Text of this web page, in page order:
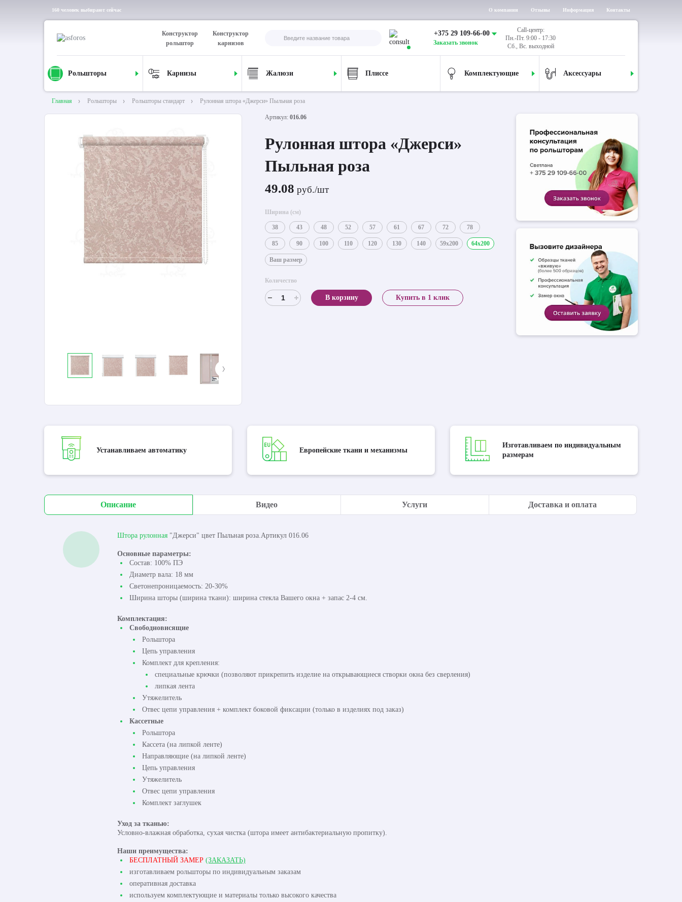
160 человек выбирают сейчас О компании Отзывы Информация Контакты
Конструктор
рольштор
Конструктор
карнизов
+375 29 109-66-00
Заказать звонок
Call-центр:
Пн.-Пт. 9:00 - 17:30
Сб., Вс. выходной
Рольшторы Карнизы Жалюзи Плиссе Комплектующие Аксессуары
Главная Рольшторы Рольшторы стандарт Рулонная штора «Джерси» Пыльная роза
Артикул: 016.06
Рулонная штора «Джерси»
Пыльная роза
49.08 руб./шт
Ширина (см)
38 43 48 52 57 61 67 72 78
85 90 100 110 120 130 140 59x200 64x200
Ваш размер
Количество
В корзину Купить в 1 клик
Устанавливаем автоматику Европейские ткани и механизмы
Изготавливаем по индивидуальным
размерам
Описание Видео Услуги Доставка и оплата
Штора рулонная "Джерси" цвет Пыльная роза.Артикул 016.06
Основные параметры:
Состав: 100% ПЭ
Диаметр вала: 18 мм
Светонепроницаемость: 20-30%
Ширина шторы (ширина ткани): ширина стекла Вашего окна + запас 2-4 см.
Комплектация:
Свободновисящие
Рольштора
Цепь управления
Комплект для крепления:
специальные крючки (позволяют прикрепить изделие на открывающиеся створки окна без сверления)
липкая лента
Утяжелитель
Отвес цепи управления + комплект боковой фиксации (только в изделиях под заказ)
Кассетные
Рольштора
Кассета (на липкой ленте)
Направляющие (на липкой ленте)
Цепь управления
Утяжелитель
Отвес цепи управления
Комплект заглушек
Уход за тканью:
Условно-влажная обработка, сухая чистка (штора имеет антибактериальную пропитку).
Наши преимущества:
БЕСПЛАТНЫЙ ЗАМЕР (ЗАКАЗАТЬ)
изготавливаем рольшторы по индивидуальным заказам
оперативная доставка
используем комплектующие и материалы только высокого качества